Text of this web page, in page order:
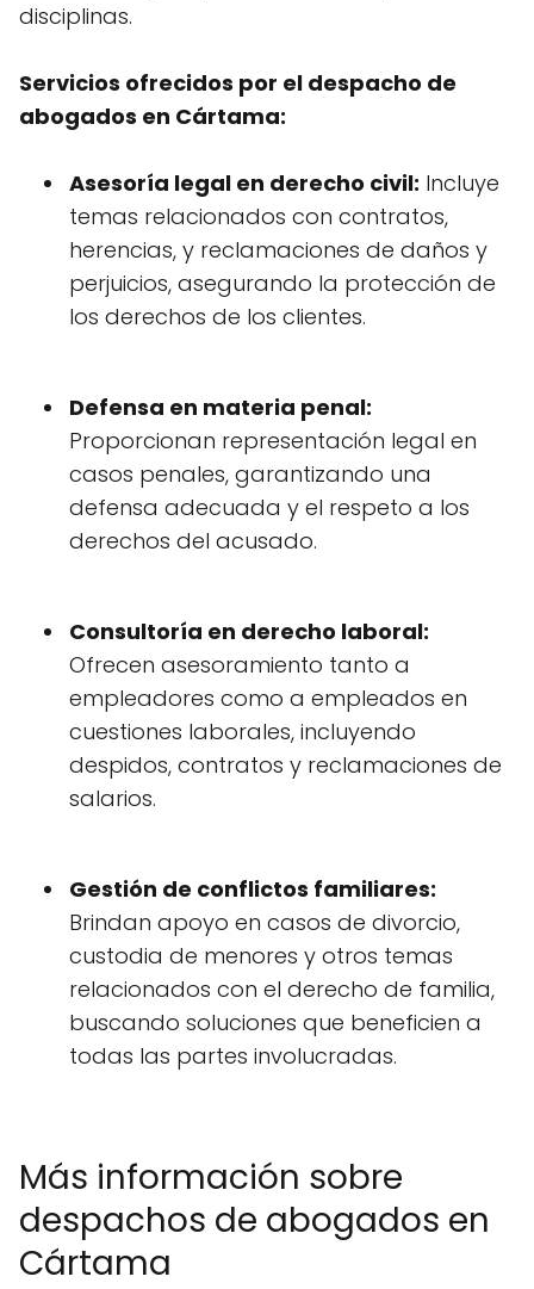
disciplinas.
Servicios ofrecidos por el despacho de
abogados en Cártama:
Asesoría legal en derecho civil: Incluye
temas relacionados con contratos,
herencias, y reclamaciones de daños y
perjuicios, asegurando la protección de
los derechos de los clientes.
Defensa en materia penal:
Proporcionan representación legal en
casos penales, garantizando una
defensa adecuada y el respeto a los
derechos del acusado.
Consultoría en derecho laboral:
Ofrecen asesoramiento tanto a
empleadores como a empleados en
cuestiones laborales, incluyendo
despidos, contratos y reclamaciones de
salarios.
Gestión de conflictos familiares:
Brindan apoyo en casos de divorcio,
custodia de menores y otros temas
relacionados con el derecho de familia,
buscando soluciones que beneficien a
todas las partes involucradas.
Más información sobre
despachos de abogados en
Cártama